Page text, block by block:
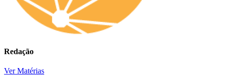
Redação
Ver Matérias